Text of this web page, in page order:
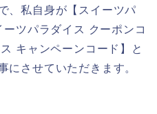
、私自身が【スイーツパ
ツパラダイス クーポンコ
キャンペーンコード】と
にさせていただきます。